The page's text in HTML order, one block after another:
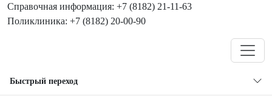
Справочная информация: +7 (8182) 21-11-63
Поликлиника: +7 (8182) 20-00-90
Быстрый переход